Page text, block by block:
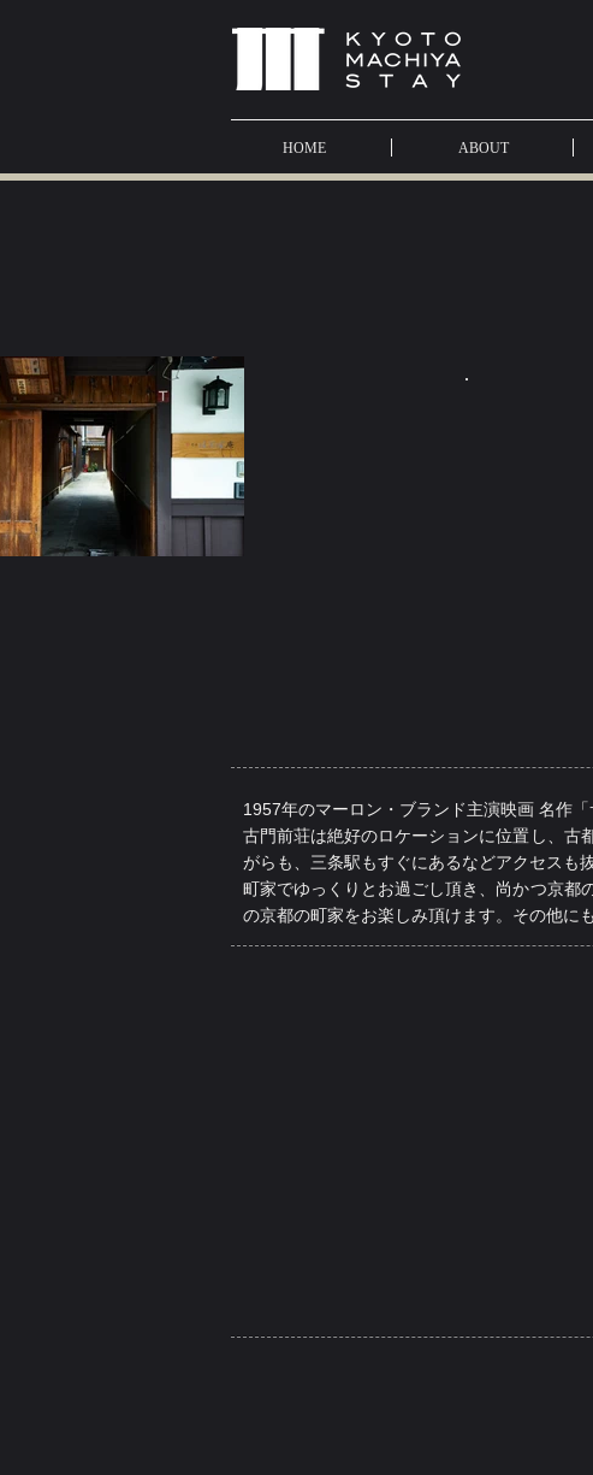
HOME ABOUT
1957年のマーロン・ブランド主演映画 名作
古門前荘は絶好のロケーションに位置し、古
がらも、三条駅もすぐにあるなどアクセスも
町家でゆっくりとお過ごし頂き、尚かつ京都
の京都の町家をお楽しみ頂けます。その他に